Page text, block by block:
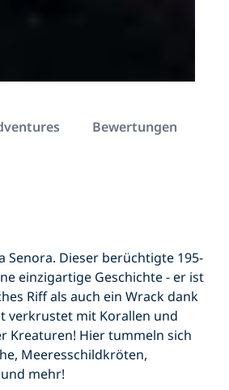
Bewertungen
Senora. Dieser berüchtigte 195-
einzigartige Geschichte - er ist
Riff als auch ein Wrack dank
verkrustet mit Korallen und
Kreaturen! Hier tummeln sich
Meeresschildkröten,
mehr!